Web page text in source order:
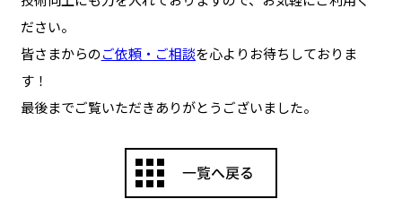
ださい。
皆さまからのご依頼・ご相談を心よりお待ちしておりま
す！
最後までご覧いただきありがとうございました。